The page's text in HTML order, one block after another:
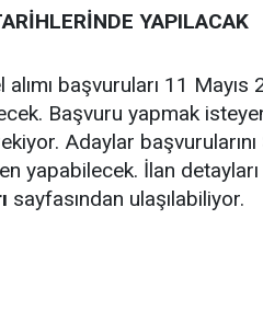
YAPILACAK
başvuruları 11
Başvuru yapmak
Adaylar başvurularını
yapabilecek. İlan
sayfasından ulaşılabiliyor.